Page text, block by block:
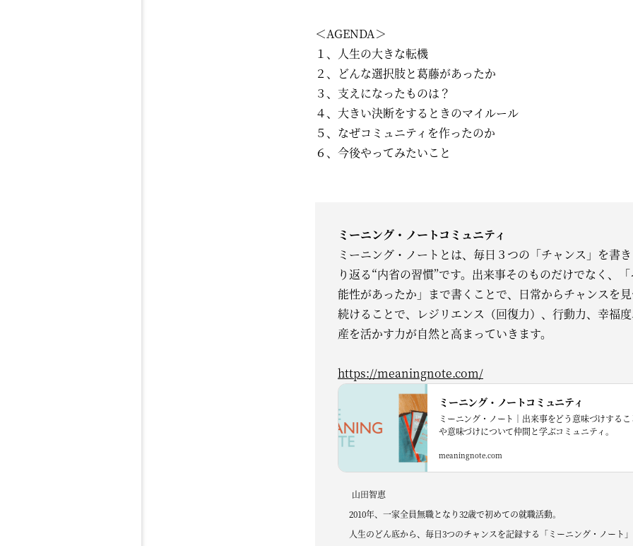
＜AGENDA＞
１、人生の大きな転機
２、どんな選択肢と葛藤があったか
３、支えになったものは？
４、大きい決断をするときのマイルール
５、なぜコミュニティを作ったのか
６、今後やってみたいこと
ミーニング・ノートコミュニティ
ミーニング・ノートとは、毎日３つの「チャンス」を書
り返る“内省の習慣”です。出来事そのものだけでなく、
能性があったか」まで書くことで、日常からチャンスを
続けることで、レジリエンス（回復力）、行動力、幸福
産を活かす力が自然と高まっていきます。
https://meaningnote.com/
ミーニング・ノートコミュニティ
ミーニング・ノート｜出来事をどう意味づけする
や意味づけについて仲間と学ぶコミュニティ。
meaningnote.com
山田智恵
2010年、一家全員無職となり32歳で初めての就職活動。
人生のどん底から、毎日3つのチャンスを記録する「ミーニング・ノート